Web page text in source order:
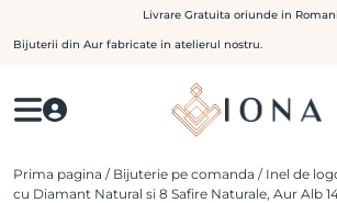
to
Livrare Gratuita oriunde in
Bijuterii din Aur fabricate in atelierul nostru.
Prima pagina / Bijuterie pe comanda / Inel de
cu Diamant Natural si 8 Safire Naturale, Aur Alb